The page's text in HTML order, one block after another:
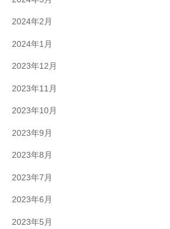
2024年2月
2024年1月
2023年12月
2023年11月
2023年10月
2023年9月
2023年8月
2023年7月
2023年6月
2023年5月